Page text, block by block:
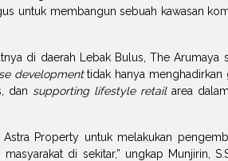
untuk membangun sebuah kawasan
di daerah Lebak Bulus, The Arumaya
developmenttidak hanya
dan supporting lifestyle retailarea
Property untuk melakukan
di sekitar,” ungkap Munjirin,